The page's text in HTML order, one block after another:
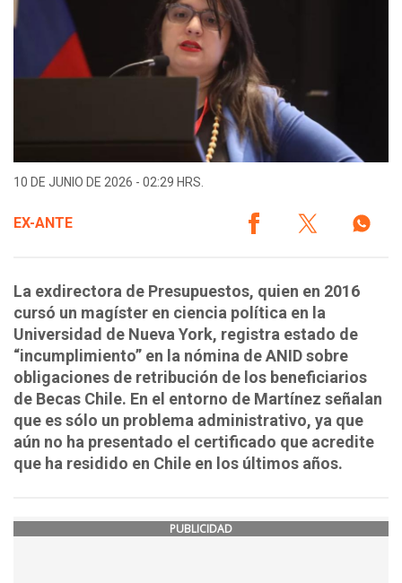
10 DE JUNIO DE 2026 - 02:29 HRS.
EX-ANTE
La exdirectora de Presupuestos, quien en 2016
cursó un magíster en ciencia política en la
Universidad de Nueva York, registra estado de
“incumplimiento” en la nómina de ANID sobre
obligaciones de retribución de los beneficiarios
de Becas Chile. En el entorno de Martínez señalan
que es sólo un problema administrativo, ya que
aún no ha presentado el certificado que acredite
que ha residido en Chile en los últimos años.
PUBLICIDAD